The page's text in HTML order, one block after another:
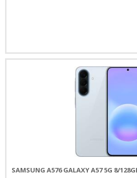
SAMSUNG A576 GALAXY A57 5G 8/